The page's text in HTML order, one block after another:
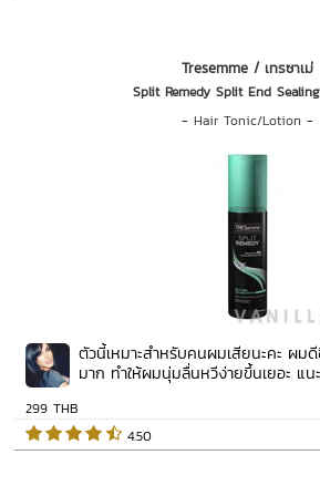
Tresemme / เทรซาเม่
Split Remedy Split End
-Hair Tonic/Lotion -
ตัวนี้เหมาะสำหรับคนผมเสียนะคะ ผม
มาก ทำให้ผมนุ่มลื่นหวีง่ายขึ้นเยอะ แน
299 THB
4.50